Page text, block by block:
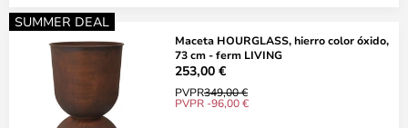
SUMMER DEAL
Maceta HOURGLASS, hierro color óxido,
73 cm - ferm LIVING
253,00 €
PVPR349,00 €
PVPR -96,00 €